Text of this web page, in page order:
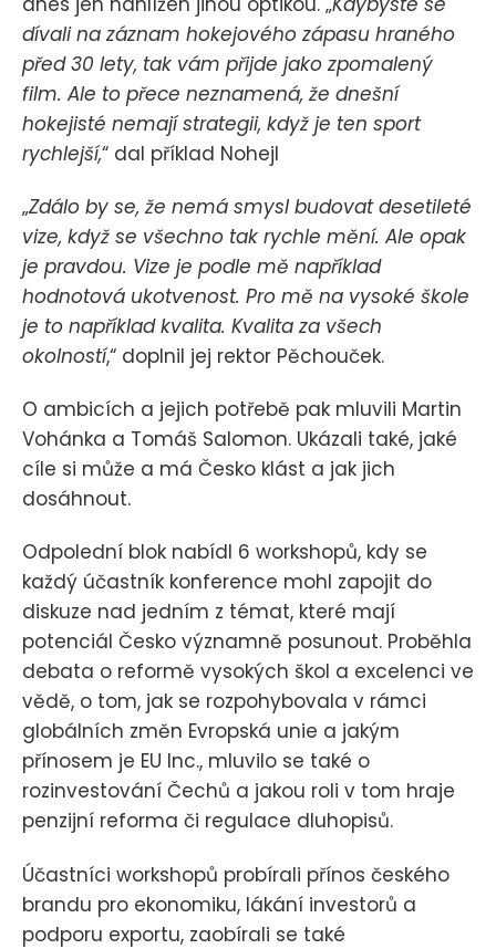
dívali na záznam hokejového zápasu hraného
před 30 lety, tak vám přijde jako zpomalený
film. Ale to přece neznamená, že dnešní
hokejisté nemají strategii, když je ten sport
rychlejší,“ dal příklad Nohejl
„Zdálo by se, že nemá smysl budovat desetileté
vize, když se všechno tak rychle mění. Ale opak
je pravdou. Vize je podle mě například
hodnotová ukotvenost. Pro mě na vysoké škole
je to například kvalita. Kvalita za všech
okolností,“ doplnil jej rektor Pěchouček.
O ambicích a jejich potřebě pak mluvili Martin
Vohánka a Tomáš Salomon. Ukázali také, jaké
cíle si může a má Česko klást a jak jich
dosáhnout.
Odpolední blok nabídl 6 workshopů, kdy se
každý účastník konference mohl zapojit do
diskuze nad jedním z témat, které mají
potenciál Česko významně posunout. Proběhla
debata o reformě vysokých škol a excelenci ve
vědě, o tom, jak se rozpohybovala v rámci
globálních změn Evropská unie a jakým
přínosem je EU Inc., mluvilo se také o
rozinvestování Čechů a jakou roli v tom hraje
penzijní reforma či regulace dluhopisů.
Účastníci workshopů probírali přínos českého
brandu pro ekonomiku, lákání investorů a
podporu exportu, zaobírali se také